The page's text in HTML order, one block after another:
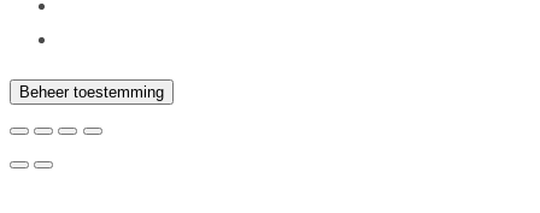
Beheer toestemming